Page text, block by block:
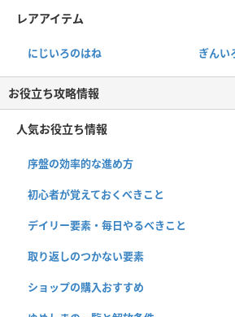
レアアイテム
にじいろのはね ぎんい
お役立ち攻略情報
人気お役立ち情報
序盤の効率的な進め方
初心者が覚えておくべきこと
デイリー要素・毎日やるべきこと
取り返しのつかない要素
ショップの購入おすすめ